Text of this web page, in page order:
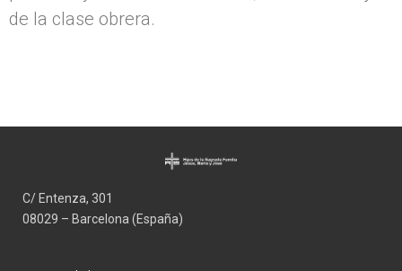
de la clase obrera.
C/ Entenza, 301
08029 – Barcelona (España)